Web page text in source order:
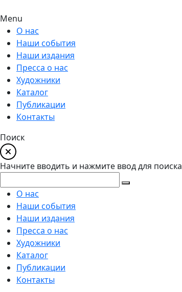
Menu
О нас
Наши события
Наши издания
Пресса о нас
Художники
Каталог
Публикации
Контакты
Поиск
Начните вводить и нажмите ввод для поиска
О нас
Наши события
Наши издания
Пресса о нас
Художники
Каталог
Публикации
Контакты